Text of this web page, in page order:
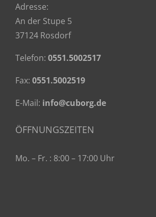
Adresse:
An der Stupe 5
37124 Rosdorf
Telefon: 0551.5002517
Fax: 0551.5002519
E-Mail: info@cuborg.de
ÖFFNUNGSZEITEN
Mo. – Fr. : 8:00 – 17:00 Uhr